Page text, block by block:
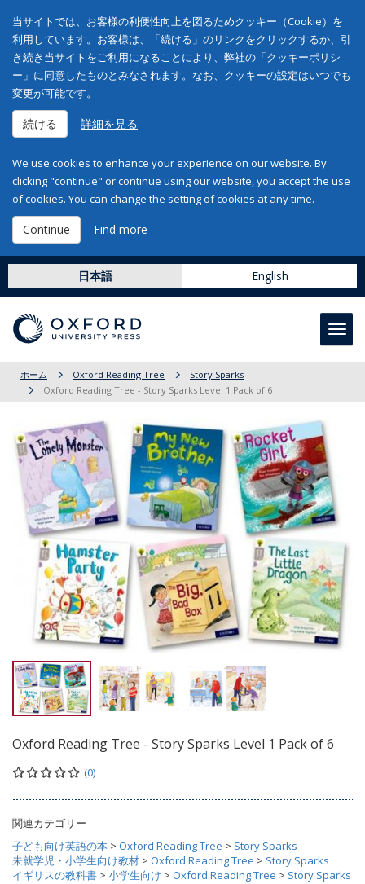
当サイトでは、お客様の利便性向上を図るためクッキー（Cookie）を
利用しています。お客様は、「続ける」のリンクをクリックするか、引
き続き当サイトをご利用になることにより、弊社の「クッキーポリシ
ー」に同意したものとみなされます。なお、クッキーの設定はいつでも
変更が可能です。
続ける 詳細を見る
We use cookies to enhance your experience on our website. By
clicking "continue" or continue using our website, you accept the use
of cookies. You can change the setting of cookies at any time.
Continue Find more
日本語 English
ホーム Oxford Reading Tree
Story Sparks
Oxford Reading Tree - Story Sparks Level 1 Pack of 6
Oxford Reading Tree - Story Sparks Level 1 Pack of 6
(0)
関連カテゴリー
子ども向け英語の本 > Oxford Reading Tree > Story Sparks
未就学児・小学生向け教材 > Oxford Reading Tree > Story Sparks
イギリスの教科書 > 小学生向け > Oxford Reading Tree > Story Sparks